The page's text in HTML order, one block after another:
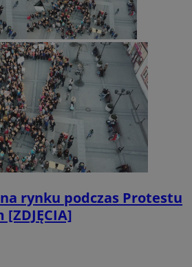
rynku podczas Protestu